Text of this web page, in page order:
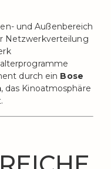
und Außenbereich
Netzwerkverteilung
durch ein Bose
, das Kinoatmosphäre